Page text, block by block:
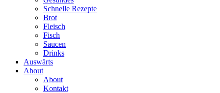
Schnelle Rezepte
Brot
Fleisch
Fisch
Saucen
Drinks
Auswärts
About
About
Kontakt